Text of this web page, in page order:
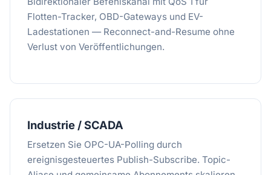
Flotten-Tracker, OBD-Gateways und EV-
Ladestationen — Reconnect-and-Resume ohne
Verlust von Veröffentlichungen.
Industrie / SCADA
Ersetzen Sie OPC-UA-Polling durch
ereignisgesteuertes Publish-Subscribe. Topic-